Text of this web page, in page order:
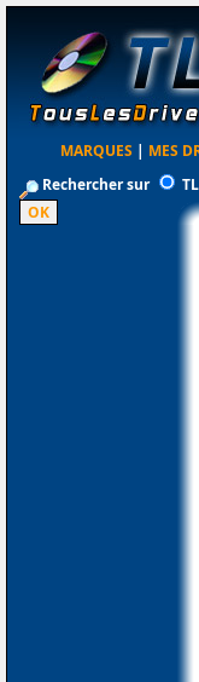
MARQUES | MES
Rechercher sur